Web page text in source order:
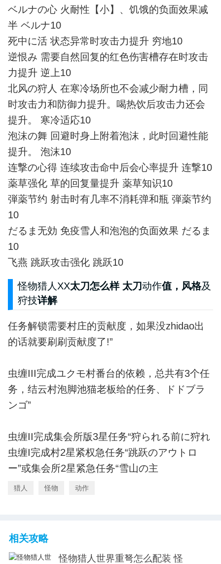
ベルナの心 火耐性【小】、饥饿的负面效果减
半 ベルナ10
死中に活 状态异常时攻击力提升 穷地10
逆恨み 需要自然回复的红色伤害槽存在时攻击
力提升 逆上10
北风の狩人 在寒冷场所也不会减少耐力槽，同
时攻击力和防御力提升。喝热饮后攻击力还会
提升。 寒冷适応10
泡沫の舞 回避时身上附着泡沫，此时回避性能
提升。 泡沫10
连撃の心得 连续攻击命中后会心率提升 连撃10
薬草强化 草的回复量提升 薬草知识10
弾薬节约 射击时有几率不消耗弹和瓶 弾薬节约
10
だるま无効 免疫雪人和泡泡的负面效果 だるま
10
飞燕 跳跃攻击强化 跳跃10
怪物猎人XX太刀怎么样 太刀动作值，风格及
狩技详解
任务解锁需要村庄的贡献度，如果没zhidao出
的话就要刷刷贡献度了!”
虫缠III完成ユクモ村番台的依赖，总共有3个任
务，结云村泡脚池猫老板给的任务、ドドブラ
ンゴ”
虫缠II完成集会所版3星任务“狩られる前に狩れ
虫缠I完成村2星紧权急任务“跳跃のアウトロ
ー”或集会所2星紧急任务“雪山の主
猎人 怪物 动作
相关攻略
怪物猎人世界重弩怎么配装 怪